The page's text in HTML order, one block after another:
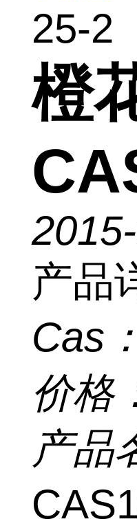
25-2
橙
产品
Cas：
价格
产品